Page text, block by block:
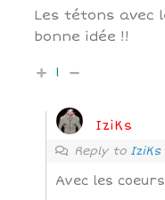
Les tétons avec
bonne idée !!
1
IziKs
Reply to IziKs
Avec les